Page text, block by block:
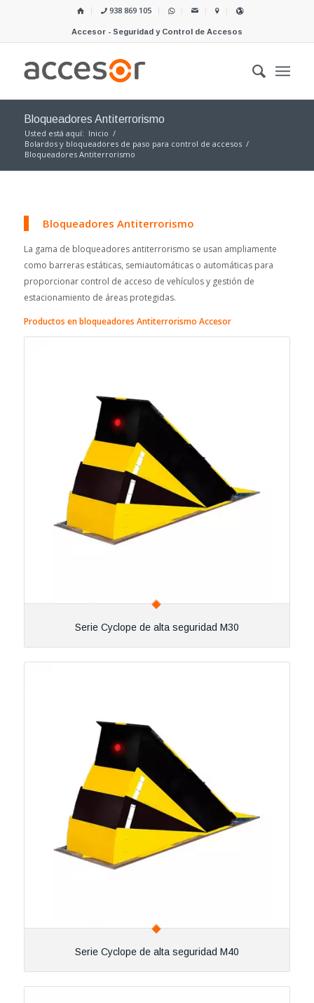
938 869 105
Accesor - Seguridad y Control de Accesos
Bloqueadores Antiterrorismo
Usted está aquí: Inicio /
Bolardos y bloqueadores de paso para control de accesos /
Bloqueadores Antiterrorismo
Bloqueadores Antiterrorismo
La gama de bloqueadores antiterrorismo se usan ampliamente
como barreras estáticas, semiautomáticas o automáticas para
proporcionar control de acceso de vehículos y gestión de
estacionamiento de áreas protegidas.
Productos en bloqueadores Antiterrorismo Accesor
Serie Cyclope de alta seguridad M30
Serie Cyclope de alta seguridad M40